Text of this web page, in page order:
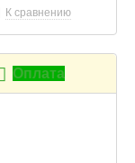
К сравнению
Оплата